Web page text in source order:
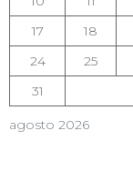
agosto 2026
17
18
24
25
31